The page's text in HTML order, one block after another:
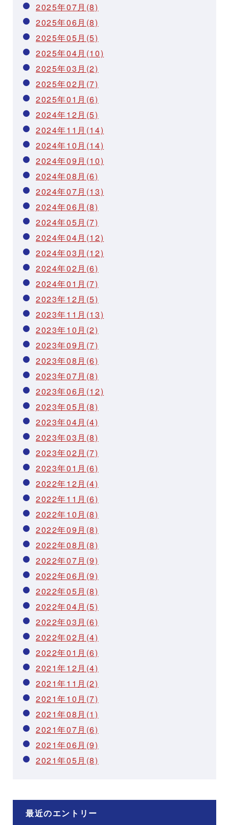
2025年07月(8)
2025年06月(8)
2025年05月(5)
2025年04月(10)
2025年03月(2)
2025年02月(7)
2025年01月(6)
2024年12月(5)
2024年11月(14)
2024年10月(14)
2024年09月(10)
2024年08月(6)
2024年07月(13)
2024年06月(8)
2024年05月(7)
2024年04月(12)
2024年03月(12)
2024年02月(6)
2024年01月(7)
2023年12月(5)
2023年11月(13)
2023年10月(2)
2023年09月(7)
2023年08月(6)
2023年07月(8)
2023年06月(12)
2023年05月(8)
2023年04月(4)
2023年03月(8)
2023年02月(7)
2023年01月(6)
2022年12月(4)
2022年11月(6)
2022年10月(8)
2022年09月(8)
2022年08月(8)
2022年07月(9)
2022年06月(9)
2022年05月(8)
2022年04月(5)
2022年03月(6)
2022年02月(4)
2022年01月(6)
2021年12月(4)
2021年11月(2)
2021年10月(7)
2021年08月(1)
2021年07月(6)
2021年06月(9)
2021年05月(8)
最近のエントリー